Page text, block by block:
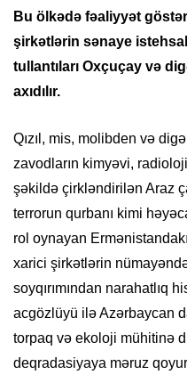
Bu ölkədə fəaliyyət
şirkətlərin sənaye
tullantıları Oxçuçay və
axıdılır.
Qızıl, mis, molibden və
zavodların kimyəvi,
şəkildə çirkləndirilən Araz
terrorun qurbanı kimi
rol oynayan
xarici şirkətlərin
soyqırımından narahatlıq
acgözlüyü ilə Azərbaycan
torpaq və ekoloji mühitinə
deqradasiyaya məruz